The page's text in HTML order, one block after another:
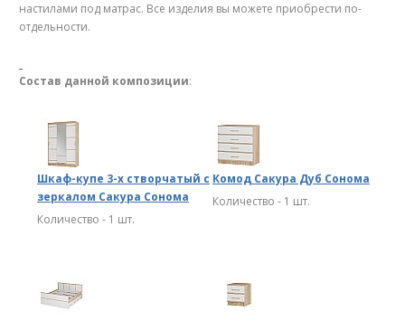
настилами под матрас. Все изделия вы можете приобрести по-
отдельности.
Состав данной композиции:
Шкаф-купе 3-х створчатый с
зеркалом Сакура Сонома
Количество - 1 шт.
Комод Сакура Дуб Сонома
Количество - 1 шт.